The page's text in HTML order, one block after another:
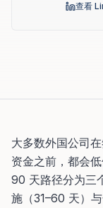
查看
大多数外国公司
资金之前，都会
90 天路径分为三
施（31–60 天）